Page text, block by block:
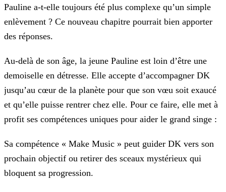
Pauline a-t-elle toujours été plus complexe qu’un simple
enlèvement ? Ce nouveau chapitre pourrait bien apporter
des réponses.
Au-delà de son âge, la jeune Pauline est loin d’être une
demoiselle en détresse. Elle accepte d’accompagner DK
jusqu’au cœur de la planète pour que son vœu soit exaucé
et qu’elle puisse rentrer chez elle. Pour ce faire, elle met à
profit ses compétences uniques pour aider le grand singe :
Sa compétence « Make Music » peut guider DK vers son
prochain objectif ou retirer des sceaux mystérieux qui
bloquent sa progression.